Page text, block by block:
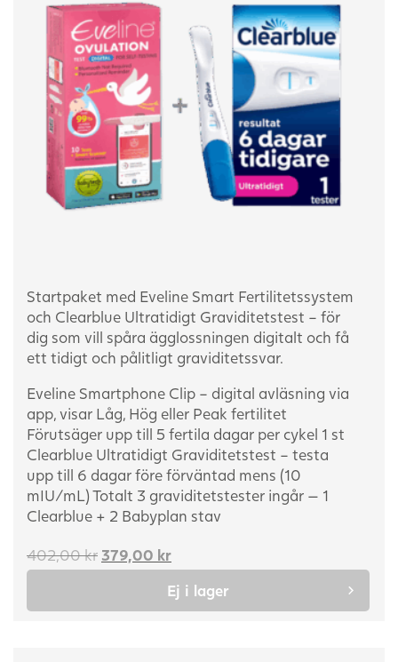
Startpaket med Eveline Smart Fertilitetssystem
och Clearblue Ultratidigt Graviditetstest – för
dig som vill spåra ägglossningen digitalt och få
ett tidigt och pålitligt graviditetssvar.
Eveline Smartphone Clip – digital avläsning via
app, visar Låg, Hög eller Peak fertilitet
Förutsäger upp till 5 fertila dagar per cykel 1 st
Clearblue Ultratidigt Graviditetstest – testa
upp till 6 dagar före förväntad mens (10
mIU/mL)Totalt 3 graviditetstester ingår — 1
Clearblue + 2 Babyplan stav
402,00kr Det
ursprungliga
var:
379,00 krDet
nuvarande
priset
är:
Ej i lager